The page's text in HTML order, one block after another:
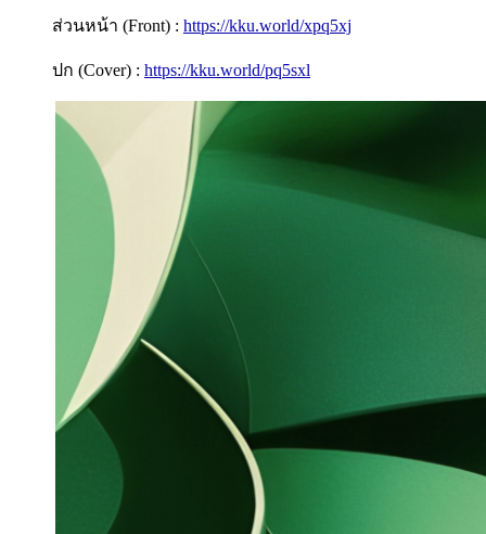
ส่วนหน้า (Front) : https://kku.world/xpq5xj
ปก (Cover) : https://kku.world/pq5sxl